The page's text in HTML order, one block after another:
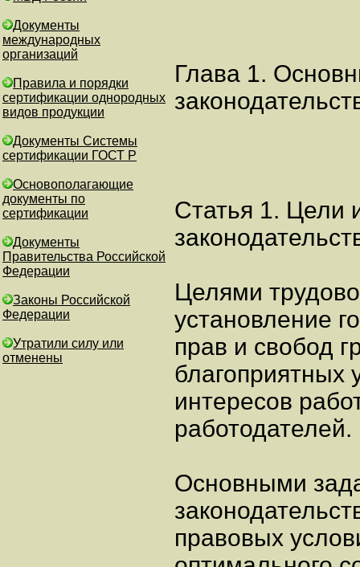
Документы
международных
организаций
Правила и порядки
сертификации однородных
видов продукции
Документы Системы
сертификации ГОСТ Р
Основополагающие
документы по
сертификации
Документы
Правительства Российской
Федерации
Законы Российской
Федерации
Утратили силу или
отменены
Глава 1.
Статья 1. Цели
Целями
установление
прав и свобод
благоприятных
интересов
работодателей.
Основными
правовых